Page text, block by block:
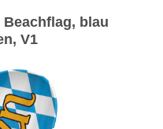
blau
V1